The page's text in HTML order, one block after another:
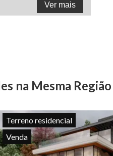
Ver mais
na Mesma Região
Terreno residencial
Venda